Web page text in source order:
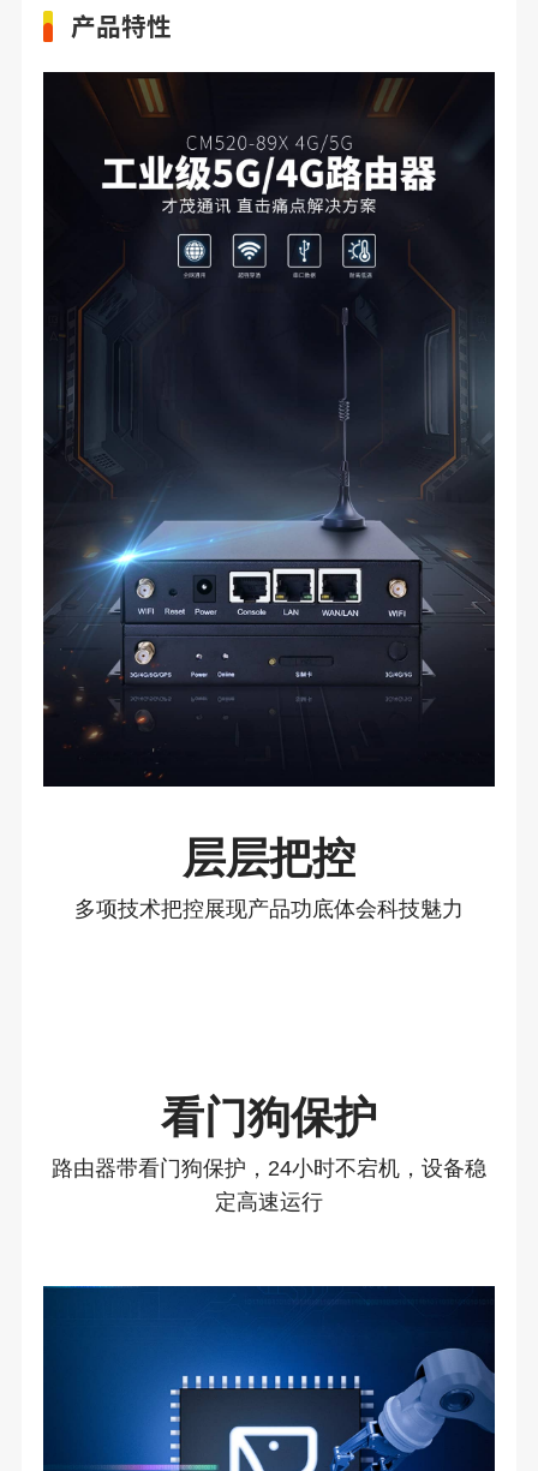
产品特性
层层把控
多项技术把控展现产品功底体会科技魅力
看门狗保护
路由器带看门狗保护，24小时不宕机，设备稳
定高速运行